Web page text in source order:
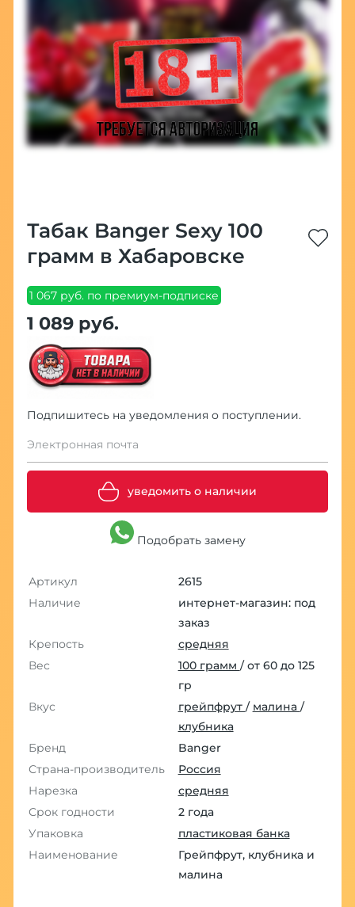
Табак Banger Sexy 100
грамм в Хабаровске
1 067 руб. по премиум-подписке
1 089 руб.
Подпишитесь на уведомления о поступлении.
Электронная почта
уведомить о наличии
Подобрать замену
Артикул
2615
Наличие
интернет-магазин: под
заказ
Крепость
средняя
Вес
100 грамм / от 60 до 125
гр
Вкус
грейпфрут / малина /
клубника
Бренд
Banger
Страна-производитель
Россия
Нарезка
средняя
Срок годности
2 года
Упаковка
пластиковая банка
Наименование
Грейпфрут, клубника и
малина